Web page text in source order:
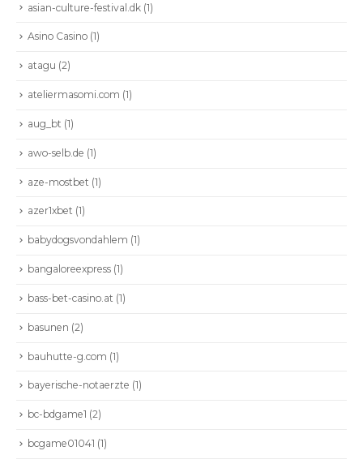
asian-culture-festival.dk (1)
Asino Casino (1)
atagu (2)
ateliermasomi.com (1)
aug_bt (1)
awo-selb.de (1)
aze-mostbet (1)
azer1xbet (1)
babydogsvondahlem (1)
bangaloreexpress (1)
bass-bet-casino.at (1)
basunen (2)
bauhutte-g.com (1)
bayerische-notaerzte (1)
bc-bdgame1 (2)
bcgame01041 (1)